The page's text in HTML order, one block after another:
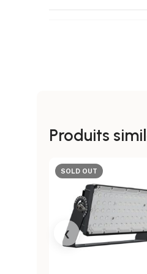
FRÉQUENCE
Produits
SOLD OUT
‹